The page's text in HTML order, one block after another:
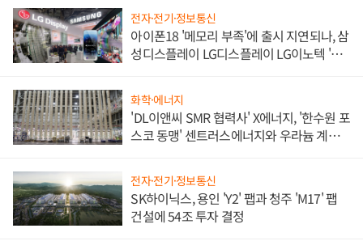
전자·전기·정보통신
아이폰18 '메모리 부족'에 출시 지연되나, 삼
성디스플레이 LG디스플레이 LG이노텍 '탈
화학·에너지
'DL이앤씨 SMR 협력사' X에너지, '한수원 포
스코 동맹' 센트러스에너지와 우라늄 계약
전자·전기·정보통신
SK하이닉스, 용인 'Y2' 팹과 청주 'M17' 팹
건설에 54조 투자 결정